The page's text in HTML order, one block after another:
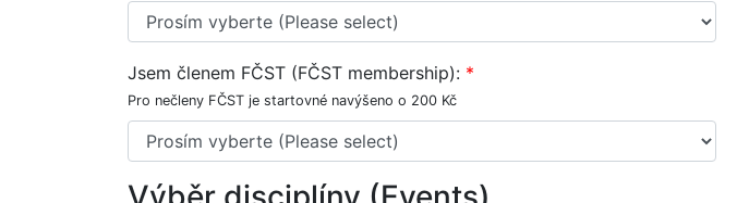
Jsem členem FČST (FČST membership): *
Pro nečleny FČST je startovné navýšeno o 200 Kč